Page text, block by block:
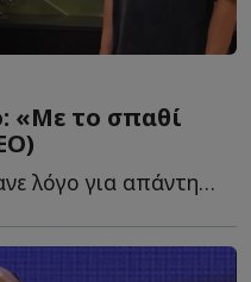
«Με το σπαθί
O Μάριος Ηλιόπουλος έκανε λόγο για απάντηση σε όσους α...